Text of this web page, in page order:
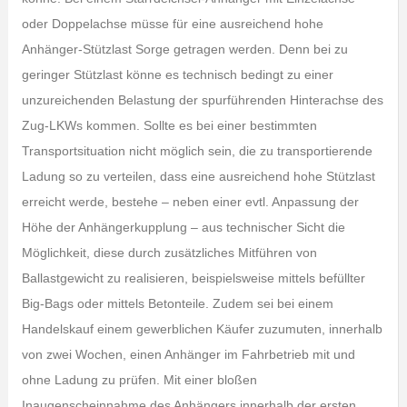
oder Doppelachse müsse für eine ausreichend hohe
Anhänger-Stützlast Sorge getragen werden. Denn bei zu
geringer Stützlast könne es technisch bedingt zu einer
unzureichenden Belastung der spurführenden Hinterachse des
Zug-LKWs kommen. Sollte es bei einer bestimmten
Transportsituation nicht möglich sein, die zu transportierende
Ladung so zu verteilen, dass eine ausreichend hohe Stützlast
erreicht werde, bestehe – neben einer evtl. Anpassung der
Höhe der Anhängerkupplung – aus technischer Sicht die
Möglichkeit, diese durch zusätzliches Mitführen von
Ballastgewicht zu realisieren, beispielsweise mittels befüllter
Big-Bags oder mittels Betonteile. Zudem sei bei einem
Handelskauf einem gewerblichen Käufer zuzumuten, innerhalb
von zwei Wochen, einen Anhänger im Fahrbetrieb mit und
ohne Ladung zu prüfen. Mit einer bloßen